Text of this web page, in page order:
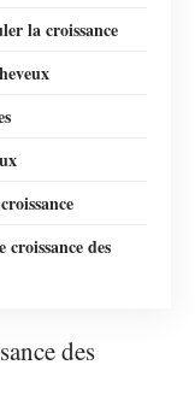
la croissance
des
des